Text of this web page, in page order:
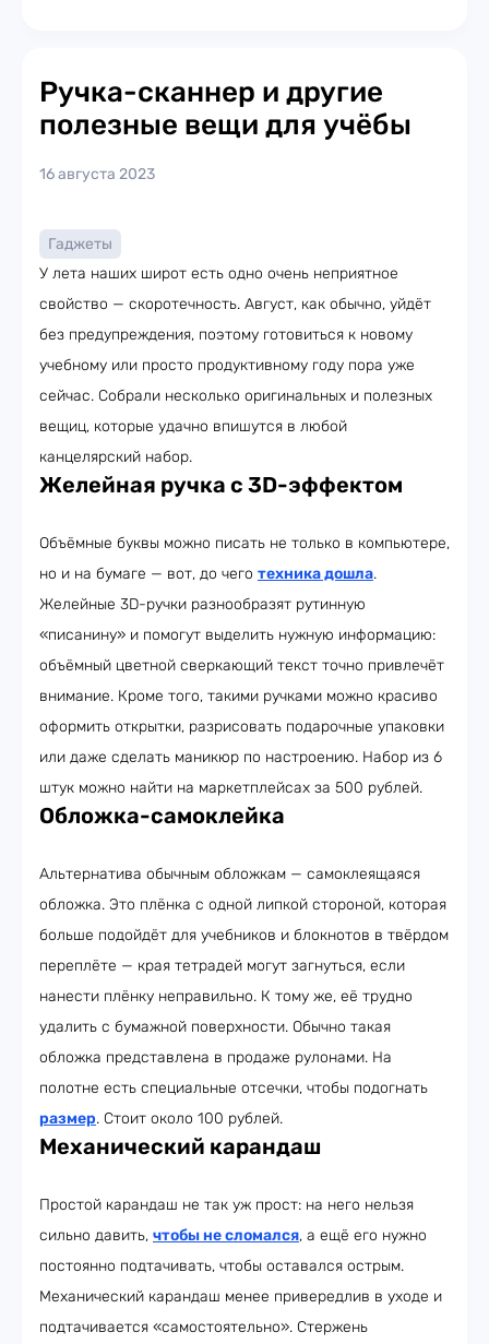
Ручка-сканнер и другие
полезные вещи для учёбы
16 августа 2023
Гаджеты
У лета наших широт есть одно очень неприятное
свойство — скоротечность. Август, как обычно, уйдёт
без предупреждения, поэтому готовиться к новому
учебному или просто продуктивному году пора уже
сейчас. Собрали несколько оригинальных и полезных
вещиц, которые удачно впишутся в любой
канцелярский набор.
Желейная ручка с 3D-эффектом
Объёмные буквы можно писать не только в компьютере,
но и на бумаге — вот, до чего техника дошла.
Желейные 3D-ручки разнообразят рутинную
«писанину» и помогут выделить нужную информацию:
объёмный цветной сверкающий текст точно привлечёт
внимание. Кроме того, такими ручками можно красиво
оформить открытки, разрисовать подарочные упаковки
или даже сделать маникюр по настроению. Набор из 6
штук можно найти на маркетплейсах за 500 рублей.
Обложка-самоклейка
Альтернатива обычным обложкам — самоклеящаяся
обложка. Это плёнка с одной липкой стороной, которая
больше подойдёт для учебников и блокнотов в твёрдом
переплёте — края тетрадей могут загнуться, если
нанести плёнку неправильно. К тому же, её трудно
удалить с бумажной поверхности. Обычно такая
обложка представлена в продаже рулонами. На
полотне есть специальные отсечки, чтобы подогнать
размер. Стоит около 100 рублей.
Механический карандаш
Простой карандаш не так уж прост: на него нельзя
сильно давить, чтобы не сломался, а ещё его нужно
постоянно подтачивать, чтобы оставался острым.
Механический карандаш менее привередлив в уходе и
подтачивается «самостоятельно». Стержень